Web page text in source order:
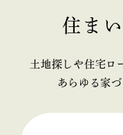
2025年11月 (2)
2025年10月 (1)
住ま
土地探しや住宅ロ
あらゆる家